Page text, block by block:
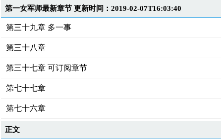
第一女军师最新章节 更新时间：2019-02-07T16:03:40
第三十九章 多一事
第三十八章
第三十七章 可订阅章节
第七十七章
第七十六章
正文